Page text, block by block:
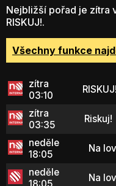
Nejbližší pořad je zítra
RISKUJ!.
Všechny funkce
zítra
03:10
RISKUJ!
zítra
03:35
Riskuj!
neděle
18:05
Na
neděle
Na